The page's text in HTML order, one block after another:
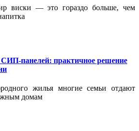
виски — это гораздо больше, чем
панелей: практичное решение
жилья многие семьи отдают
домам